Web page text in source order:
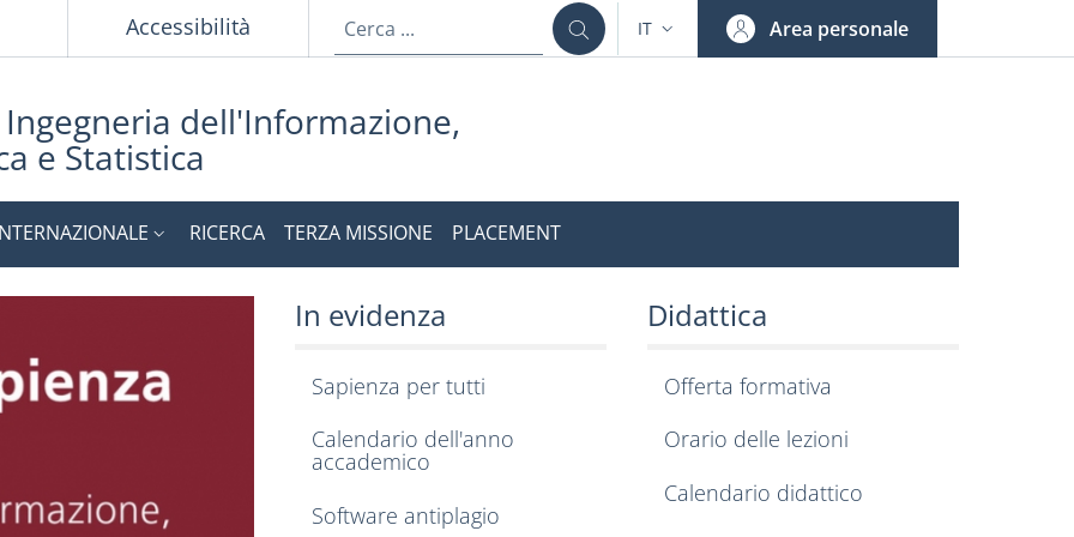
Accessibilità SELETTORE LINGUA: CURRENT LANGUAGE
IT Area personale
Ingegneria dell'Informazione,
e Statistica
RICERCA TERZA MISSIONE PLACEMENT
dell'Informazione, Informatica e
della Facoltà ed altri materiali
In evidenza
Sapienza per tutti
Calendario dell'anno
accademico
Software antiplagio
Didattica
Offerta formativa
Orario delle lezioni
Calendario didattico